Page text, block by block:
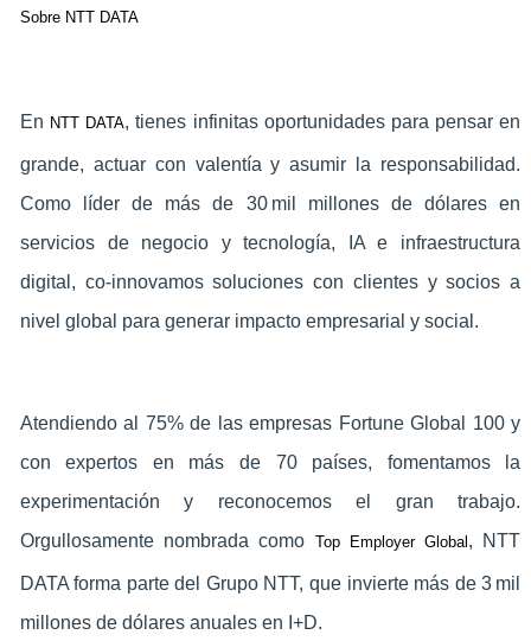
Sobre NTT DATA
En NTT DATA, tienes infinitas oportunidades para pensar en
grande, actuar con valentía y asumir la responsabilidad.
Como líder de más de 30 mil millones de dólares en
servicios de negocio y tecnología, IA e infraestructura
digital, co‑innovamos soluciones con clientes y socios a
nivel global para generar impacto empresarial y social.
Atendiendo al 75% de las empresas Fortune Global 100 y
con expertos en más de 70 países, fomentamos la
experimentación y reconocemos el gran trabajo.
Orgullosamente nombrada como Top Employer Global , NTT
DATA forma parte del Grupo NTT, que invierte más de 3 mil
millones de dólares anuales en I+D.